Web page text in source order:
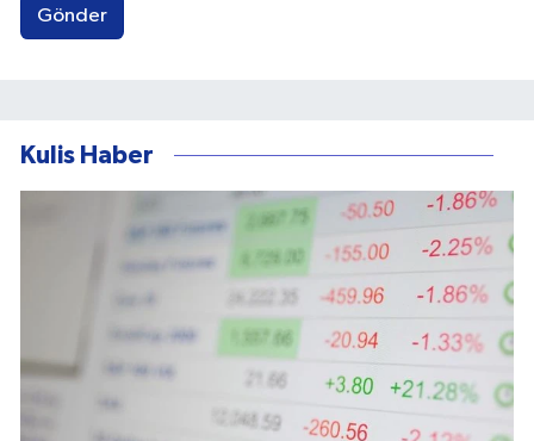
Gönder
Kulis Haber